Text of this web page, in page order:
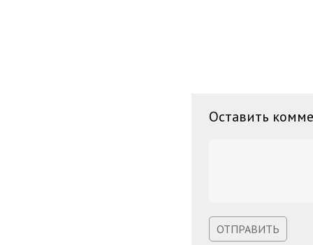
Оставить
ОТПРАВИТЬ